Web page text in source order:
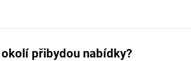
přibydou nabídky?